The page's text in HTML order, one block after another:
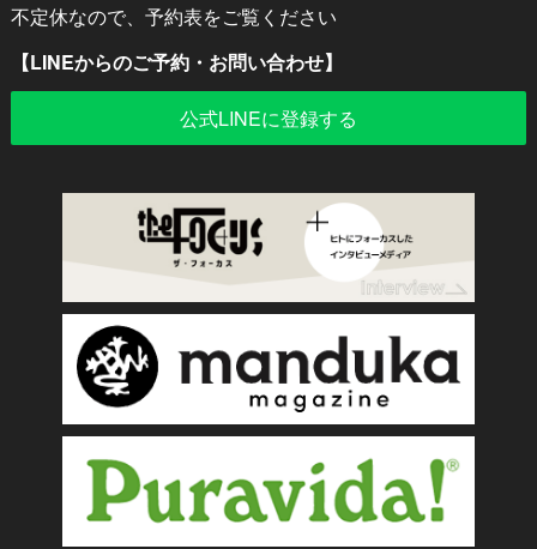
不定休なので、予約表をご覧ください
【LINEからのご予約・お問い合わせ】
公式LINEに登録する